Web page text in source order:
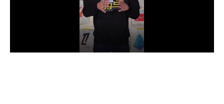
الدوري السعودي للمحترفين